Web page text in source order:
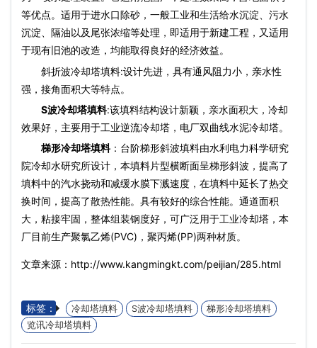
等优点。适用于进水口除砂，一般工业和生活给水沉淀、污水
沉淀、隔油以及尾张浓缩等处理，即适用于新建工程，又适用
于现有旧池的改造，均能取得良好的经济效益。
斜折波冷却塔填料:设计先进，具有通风阻力小，亲水性
强，接角面积大等特点。
S波冷却塔填料:该填料结构设计新颖，亲水面积大，冷却
效果好，主要用于工业逆流冷却塔，电厂双曲线水泥冷却塔。
梯形冷却塔填料：台阶梯形斜波填料由水利电力科学研究
院冷却水研究所设计，本填料片型横断面呈梯形斜波，提高了
填料中的汽水挠动和减缓水膜下溅速度，在填料中延长了热交
换时间，提高了散热性能。具有较好的综合性能。通道面积
大，粘接牢固，整体组装钢度好，可广泛用于工业冷却塔，本
厂目前生产聚氯乙烯(PVC)，聚丙烯(PP)两种材质。
文章来源：http://www.kangmingkt.com/peijian/285.html
标签： 冷却塔填料 S波冷却塔填料
梯形冷却塔填料
览讯冷却塔填料